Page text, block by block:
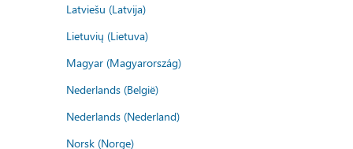
Latviešu (Latvija)
Lietuvių (Lietuva)
Magyar (Magyarország)
Nederlands (België)
Nederlands (Nederland)
Norsk (Norge)